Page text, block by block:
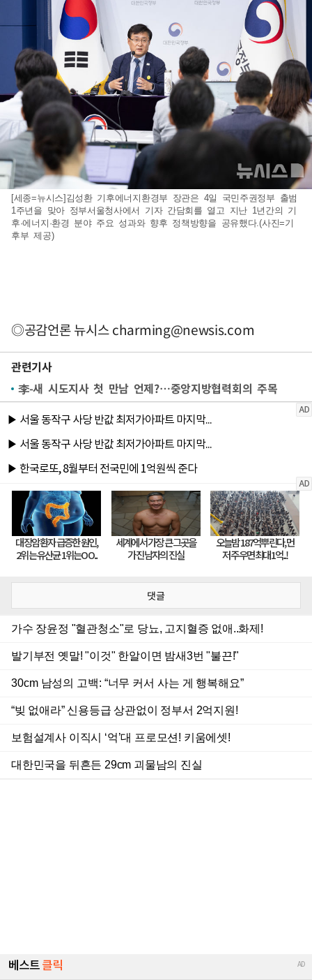
[세종=뉴시스]김성환 기후에너지환경부 장관은 4일 국민주권정부 출범
1주년을 맞아 정부서울청사에서 기자 간담회를 열고 지난 1년간의 기
후·에너지·환경 분야 주요 성과와 향후 정책방향을 공유했다.(사진=기
후부 제공)
◎공감언론 뉴시스charming@newsis.com
관련기사
李-새 시도지사 첫 만남 언제?…중앙지방협력회의 주목
댓글